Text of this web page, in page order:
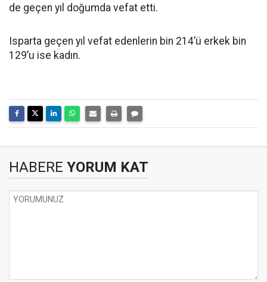
de geçen yıl doğumda vefat etti.
Isparta geçen yıl vefat edenlerin bin 214’ü erkek bin
129’u ise kadın.
HABERE YORUM KAT